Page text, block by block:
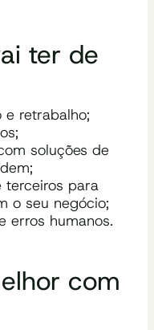
ter de
e retrabalho;
soluções de
terceiros para
o seu negócio;
erros humanos.
com